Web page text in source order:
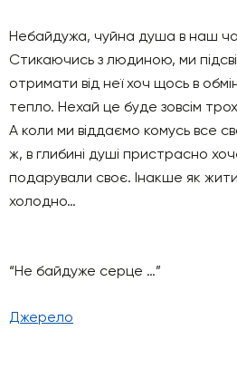
Небайдужа, чуйна душа в наш
Стикаючись з людиною, ми
отримати від неї хоч щось в
тепло. Нехай це буде зовсім
А коли ми віддаємо комусь все
ж, в глибині душі пристрасно
подарували своє. Інакше як
холодно…
“Не байдуже серце …”
Джерело